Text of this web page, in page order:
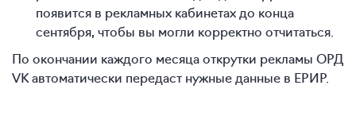
появится в рекламных кабинетах до конца
сентября, чтобы вы могли корректно отчитаться.
По окончании каждого месяца открутки рекламы ОРД
VK автоматически передаст нужные данные в ЕРИР.